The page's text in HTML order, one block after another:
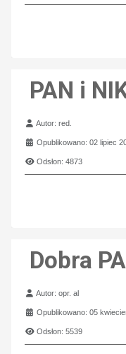
PAN i
Szczegóły
Autor:red.
Opublikowano: 02 lipiec
Odsłon: 4873
Dobra
Szczegóły
Autor:opr. al
Opublikowano: 05
Odsłon: 5539